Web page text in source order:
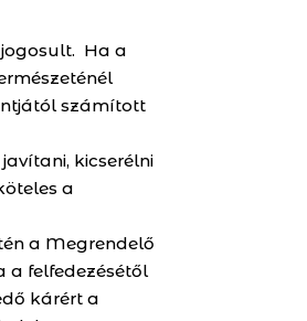
jogosult. Ha a
számított
kicserélni
a
a Megrendelő
a felfedezésétől
kárért a